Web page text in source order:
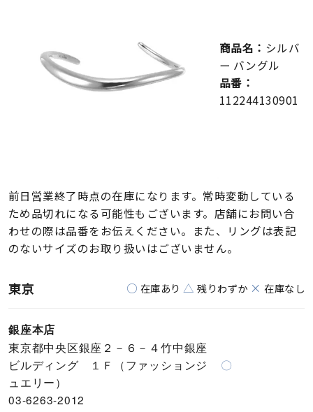
在庫ありのみ すべて表示
商品名： シルバ
ー バングル
品番：
112244130901
前日営業終了時点の在庫になります。常時変動している
ため品切れになる可能性もございます。店舗にお問い合
わせの際は品番をお伝えください。また、リングは表記
のないサイズのお取り扱いはございません。
○ 在庫あり△ 残りわずか × 在庫なし
東京
銀座本店
東京都中央区銀座２－６－４竹中銀座
ビルディング １Ｆ（ファッションジ
ュエリー）
03-6263-2012
〇